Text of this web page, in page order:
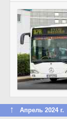
↑ Апрель 2024 г.